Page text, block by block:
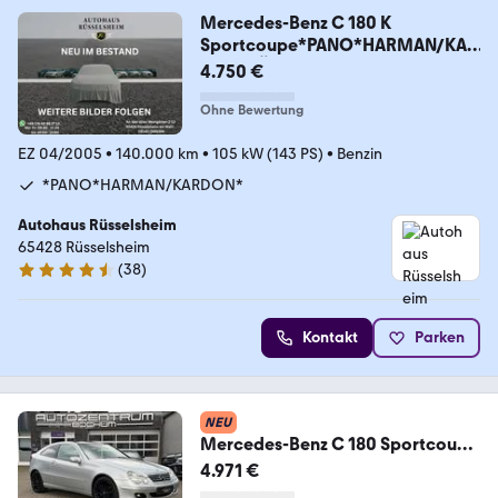
Mercedes-Benz C 180 K
Sportcoupe*PANO*HARMAN/KAR
DON*TÜV/NEU*
4.750 €
Ohne Bewertung
EZ 04/2005 • 140.000 km • 105 kW (143 PS) • Benzin
*PANO*HARMAN/KARDON*
Autohaus Rüsselsheim
65428 Rüsselsheim
4.4 Sterne
(38)
Kontakt Parken
NEU
Mercedes-Benz C 180 Sportcoupe
Kompressor Automatik
4.971 €